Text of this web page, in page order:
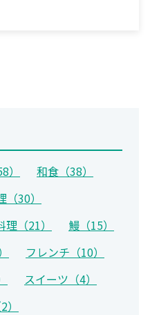
和食（38）
（30）
理（21）
鰻（15）
フレンチ（10）
スイーツ（4）